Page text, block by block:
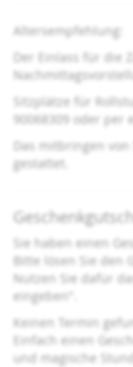
Altersempfehlung:
Der Einlass für die
Sitzplätze für
90068309 oder per
Das mitbringen
gestattet.
Sie haben einen
Bitte lösen Sie den
Nutzen Sie dafür
eingeben".
Keinen Termin
Einfach einen
und magische